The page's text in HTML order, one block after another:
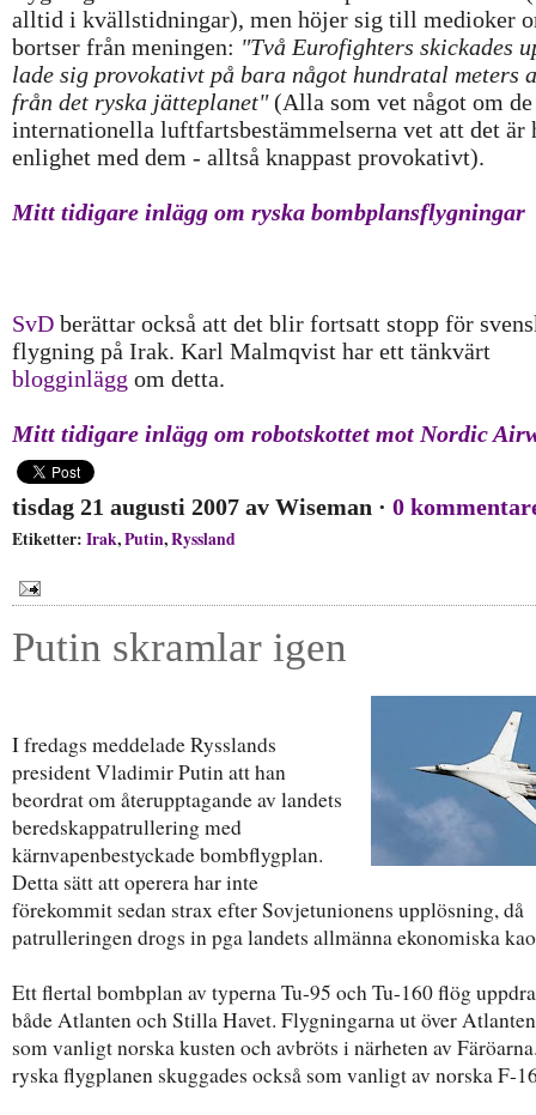
alltid i kvällstidningar), men höjer sig till medioker
bortser från meningen: "Två Eurofighters skickades
lade sig provokativt på bara något hundratal meters
från det ryska jätteplanet" (Alla som vet något om de
internationella luftfartsbestämmelserna vet att det är
enlighet med dem - alltså knappast provokativt).
Mitt tidigare inlägg om ryska bombplansflygningar
SvD berättar också att det blir fortsatt stopp för
flygning på Irak. Karl Malmqvist har ett tänkvärt
blogginlägg om detta.
Mitt tidigare inlägg om robotskottet mot Nordic
tisdag 21 augusti 2007 av Wiseman · 0
Etiketter: Irak,Putin,Ryssland
Putin skramlar igen
I fredags meddelade Rysslands
president Vladimir Putin att han
beordrat om återupptagande av landets
beredskappatrullering med
kärnvapenbestyckade bombflygplan.
Detta sätt att operera har inte
förekommit sedan strax efter Sovjetunionens upplösning, då
patrulleringen drogs in pga landets allmänna ekonomiska
Ett flertal bombplan av typerna Tu-95 och Tu-160 flög
både Atlanten och Stilla Havet. Flygningarna ut över
som vanligt norska kusten och avbröts i närheten av
ryska flygplanen skuggades också som vanligt av norska F-